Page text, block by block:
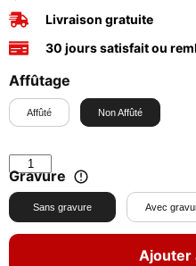
Livraison gratuite
30 jours satisfait ou
Affûtage
Affûté Non Affûté
Gravure
Sans gravure Avec
Ajouter